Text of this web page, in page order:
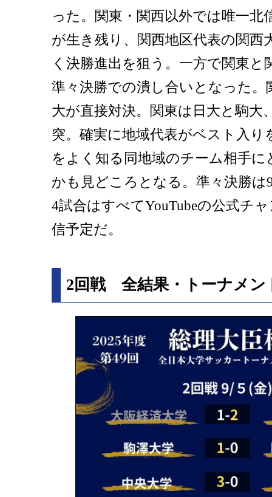
った。関東・関西以外では唯一北
が生き残り、関西地区代表の関西
く決勝進出を狙う。一方で関東と
準々決勝での潰し合いとなった。
大が直接対決。関東は日大と駒大
突。確実に地域代表がベスト入り
をよく知る同地域のチーム相手
かも見どころとなる。準々決勝は
4試合はすべてYouTubeの公式チ
信予定だ。
2回戦 全結果・トーナメン